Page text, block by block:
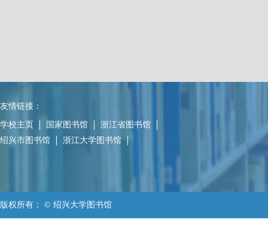
友情链接：
学校主页 国家图书馆
浙江省图书馆
绍兴市图书馆
浙江大学图书馆
版权所有： © 绍兴大学图书馆